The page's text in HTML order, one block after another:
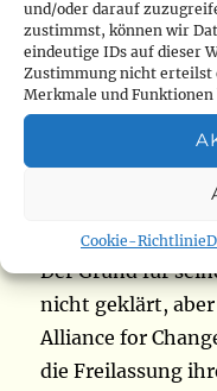
und/oder darauf
zustimmst, können wir
eindeutige IDs auf dieser
Zustimmung nicht erteilst
Merkmale und
Cookie-Richtlinie
dazu, dass er im
zwei Anhörungen
inhaftiert wurde.
Hausarrest kam,
Freilassung
des
Der Grund für
nicht geklärt,
Alliance for
die Freilassung